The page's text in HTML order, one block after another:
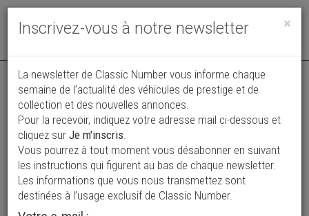
Toggle
Annonce actualisée le 27/07/2026 ( il y a 10 jours )
Fiat 124 Coupé Sport - BC
17 900 €
1971 Coupé
×
Inscrivez-vous à notre newsletter
La newsletter de Classic Number vous informe chaque
semaine de l’actualité des véhicules de prestige et de
collection et des nouvelles annonces.
Pour la recevoir, indiquez votre adresse mail ci-dessous et
cliquez sur Je m'inscris.
Vous pourrez à tout moment vous désabonner en suivant
les instructions qui figurent au bas de chaque newsletter.
Les informations que vous nous transmettez sont
destinées à l’usage exclusif de Classic Number.